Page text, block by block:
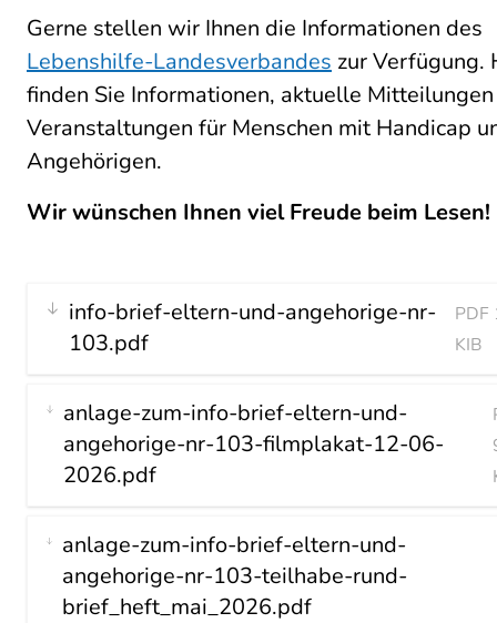
Gerne stellen wir Ihnen die Informationen des
Lebenshilfe-Landesverbandes zur Verfügung.
finden Sie Informationen, aktuelle
Veranstaltungen für Menschen mit Handicap
Angehörigen.
Wir wünschen Ihnen viel Freude beim Lesen!
info-brief-eltern-und-angehorige-nr-
103.pdf
PDF
KIB
anlage-zum-info-brief-eltern-und-
angehorige-nr-103-filmplakat-12-06-
2026.pdf
anlage-zum-info-brief-eltern-und-
angehorige-nr-103-teilhabe-rund-
brief_heft_mai_2026.pdf